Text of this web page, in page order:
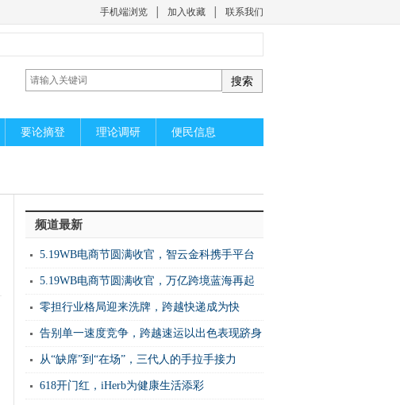
手机端浏览 加入收藏 联系我们
要论摘登 理论调研 便民信息
频道最新
5.19WB电商节圆满收官，智云金科携手平台
开启万亿蓝海新机遇
5.19WB电商节圆满收官，万亿跨境蓝海再起
新篇！
零担行业格局迎来洗牌，跨越快递成为快
运“增速之王”
​告别单一速度竞争，跨越速运以出色表现跻身
2026中国快运10强
从“缺席”到“在场”，三代人的手拉手接力
618开门红，iHerb为健康生活添彩